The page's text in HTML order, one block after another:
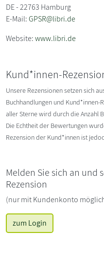
DE - 22763 Hamburg
E-Mail:GPSR@libri.de
Website:www.libri.de
Kund*innen-
Unsere Rezensionen setzen sich
Buchhandlungen und Kund*innen-
aller Sterne wird durch die Anzahl
Die Echtheit der Bewertungen
Rezension der Kund*innen ist
Melden Sie sich an und
Rezension
(nur mit Kundenkonto
zum Login